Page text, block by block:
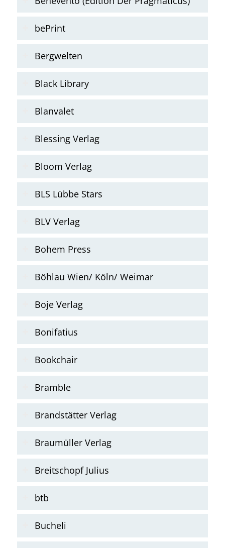
bePrint
Bergwelten
Black Library
Blanvalet
Blessing Verlag
Bloom Verlag
BLS Lübbe Stars
BLV Verlag
Bohem Press
Böhlau Wien/ Köln/ Weimar
Boje Verlag
Bonifatius
Bookchair
Bramble
Brandstätter Verlag
Braumüller Verlag
Breitschopf Julius
btb
Bucheli